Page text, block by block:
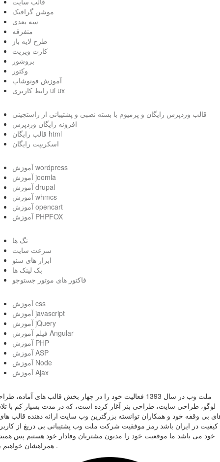
موشن گرافیک
سه بعدی
متفرقه
طرح لایه باز
کارت ویزیت
بروشور
وکتور
آموزش فوتوشاپ
رابط کاربری ui ux
قالب وردپرس رایگان و پرمیوم با بسته نصبی و پشتیبانی از راستچینی
افزونه رایگان وردپرس
قالب رایگان html
اسکریپت رایگان
آموزش wordpress
آموزش joomla
آموزش drupal
آموزش whmcs
آموزش opencart
آموزش PHPFOX
تگ ها
سرعت سایت
ابزار های سئو
بک لینک ها
فاکتور های موتور جستوجو
آموزش css
آموزش javascript
آموزش jQuery
فیلم آموزش Angular
آموزش PHP
آموزش ASP
آموزش Node
آموزش Ajax
ملت وب در سال 1393 فعالیت خود را در چهار بخش قالب های آماده،
لوگو، طراحی سایت، طراحی بنر آغاز کرده است، که در مدت بسیار کم با
بی وقفه خود و همکاران توانسته بزرگترین وب سایت ارائه دهنده قالب
کیفیت در ایران باشد رمز موفقیت شرکت ملت وب پشتیبانی بی دریغ از
خود می باشد ما موقعیت خود را مدیون مشتریان وفادار خود هستیم پس
همراهشان خواهیم بود .